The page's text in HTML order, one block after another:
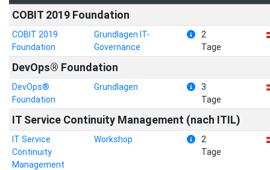
COBIT 2019 Foundation
COBIT 2019
Foundation
Grundlagen IT-
Governance
2
Tage
DevOps® Foundation
DevOps®
Foundation
Grundlagen
3
Tage
IT Service Continuity Management (nach ITIL)
IT Service
Continuity
Management
Workshop
2
Tage